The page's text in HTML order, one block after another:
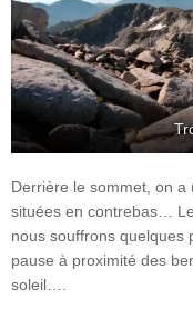
Derrière le sommet, on
situées en contrebas…
nous souffrons quelques
pause à proximité des
soleil….